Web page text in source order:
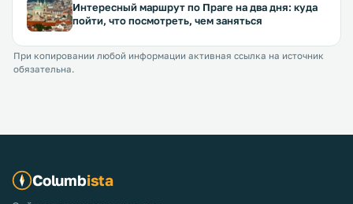
Интересный маршрут по Праге на два дня: куда
пойти, что посмотреть, чем заняться
При копировании любой информации активная ссылка на источник
обязательна.
Columbista